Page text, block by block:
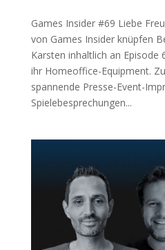
Games Insider #69 Liebe
von Games Insider knüpfen
Karsten inhaltlich an Episode
ihr Homeoffice-Equipment.
spannende Presse-Event-
Spielebesprechungen...